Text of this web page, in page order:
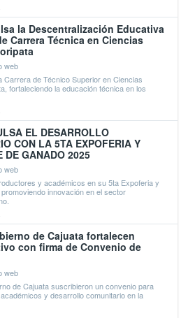
la Descentralización Educativa
Carrera Técnica en Ciencias
web
Carrera de Técnico Superior en Ciencias
fortaleciendo la educación técnica en los
EL DESARROLLO
CON LA 5TA EXPOFERIA Y
DE GANADO 2025
web
y académicos en su 5ta Expoferia y
innovación en el sector
de Cajuata fortalecen
con firma de Convenio de
web
de Cajuata suscribieron un convenio para
y desarrollo comunitario en la